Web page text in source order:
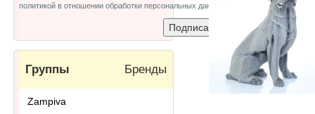
политикой в отношении обработки персональных данных
Группы Бренды
Zampiva